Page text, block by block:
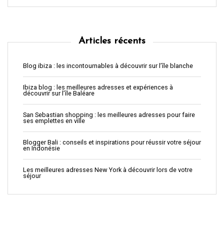
Articles récents
Blog ibiza : les incontournables à découvrir sur l’île blanche
Ibiza blog : les meilleures adresses et expériences à
découvrir sur l’île Baléare
San Sebastian shopping : les meilleures adresses pour faire
ses emplettes en ville
Blogger Bali : conseils et inspirations pour réussir votre séjour
en Indonésie
Les meilleures adresses New York à découvrir lors de votre
séjour